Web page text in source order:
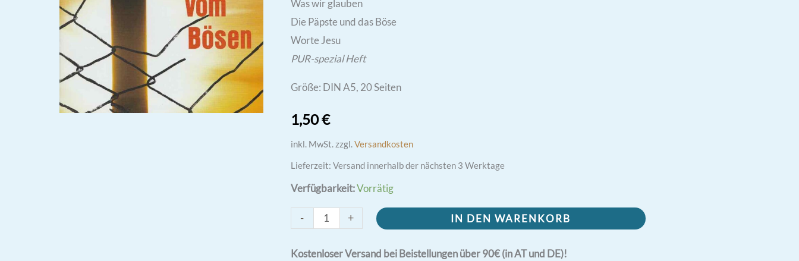
Was wir glauben
Die Päpste und das Böse
Worte Jesu
PUR-spezial Heft
Größe: DIN A5, 20 Seiten
1,50€
inkl. MwSt.zzgl.Versandkosten
Lieferzeit: Versand innerhalb der nächsten 3 Werktage
Verfügbarkeit:Vorrätig
-
Befreiung
Bösen
+ IN DEN WARENKORB
Kostenloser Versand bei Beistellungen über 90€ (in AT und DE)!